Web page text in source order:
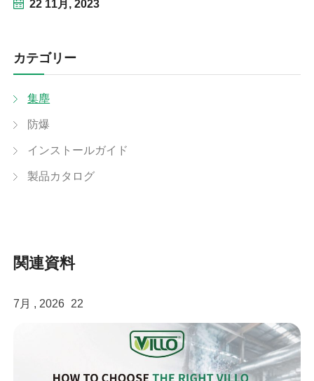
22 11月, 2023
カテゴリー
集塵
防爆
インストールガイド
製品カタログ
関連資料
7月 , 2026 22